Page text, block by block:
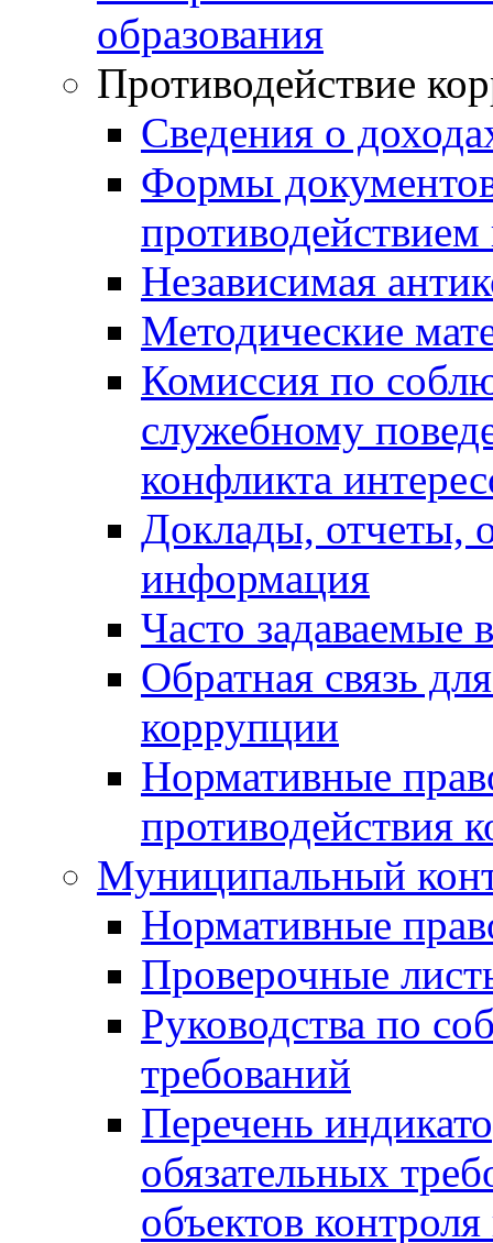
образования
Противодействие
Сведения о
Формы
Независимая
Методические
Комиссия по
служебному
конфликта
Доклады, отчеты,
информация
Часто задаваемые
Обратная связь
коррупции
Нормативные
противодействия
Муниципальный
Нормативные
Проверочные
Руководства по
требований
Перечень
обязательных
объектов